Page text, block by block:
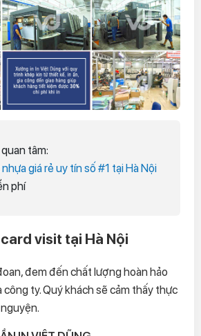
tâm:
giá rẻ uy tín số #1 tại Hà Nội
phí
visit tại Hà Nội
đem đến chất lượng hoàn hảo
ty. Quý khách sẽ cảm thấy thực